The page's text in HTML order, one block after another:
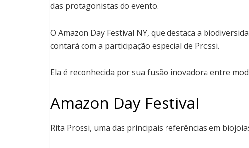
das protagonistas do evento.
O Amazon Day Festival NY, que destaca a
contará com a participação especial de Prossi.
Ela é reconhecida por sua fusão inovadora entre
Amazon Day Festival
Rita Prossi, uma das principais referências em